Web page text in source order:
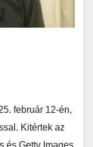
február 12-én,
Kitértek az
és Getty Images